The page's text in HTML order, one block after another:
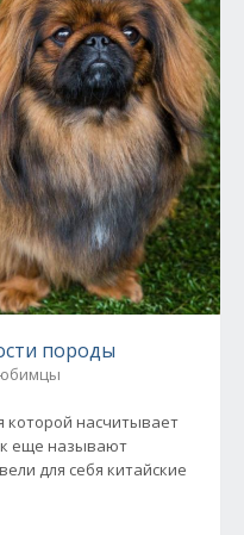
породы
которой насчитывает
еще называют
для себя китайские